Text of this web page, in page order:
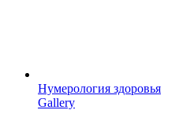
Нумерология здоровья
Gallery